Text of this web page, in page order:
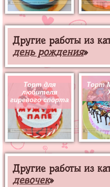
Другие работы из
день рождения»
Торт для
любителя
гиревого спорта
Торт
Другие работы из
девочек»